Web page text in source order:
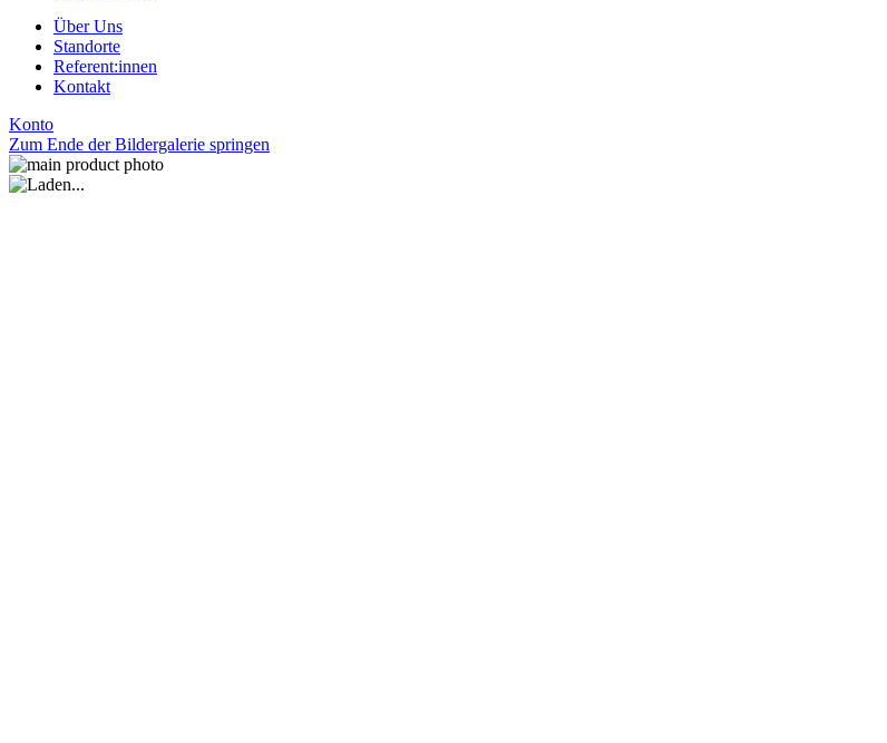
Über Uns
Standorte
Referent:innen
Kontakt
Konto
Zum Ende der Bildergalerie springen